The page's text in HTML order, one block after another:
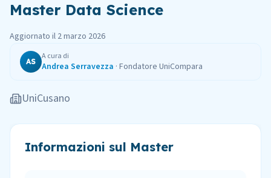
Master Data Science
Aggiornato il 2 marzo 2026
AS
A cura di
Andrea Serravezza · Fondatore UniCompara
UniCusano
Informazioni sul Master